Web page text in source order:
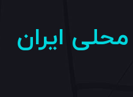
محلی ایران